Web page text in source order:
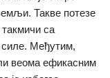
Такве потезе
са
силе. Међутим,
веома ефикасним